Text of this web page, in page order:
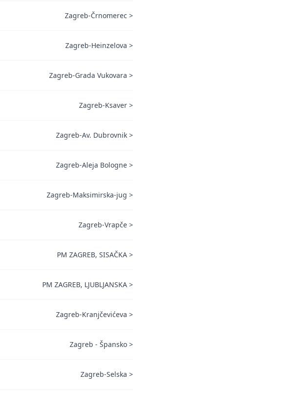
Zagreb-Črnomerec >
Zagreb-Heinzelova >
Zagreb-Grada Vukovara >
Zagreb-Ksaver >
Zagreb-Av. Dubrovnik >
Zagreb-Aleja Bologne >
Zagreb-Maksimirska-jug >
Zagreb-Vrapče >
PM ZAGREB, SISAČKA >
PM ZAGREB, LJUBLJANSKA >
Zagreb-Kranjčevićeva >
Zagreb - Špansko >
Zagreb-Selska >